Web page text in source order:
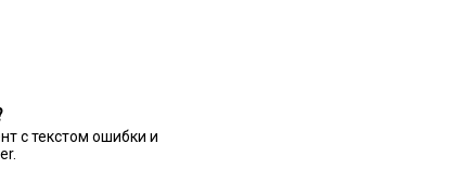
с текстом ошибки и